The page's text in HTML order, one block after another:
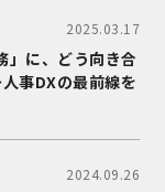
2025.03.17
」に、どう向き合
事DXの最前線を
2024.09.26